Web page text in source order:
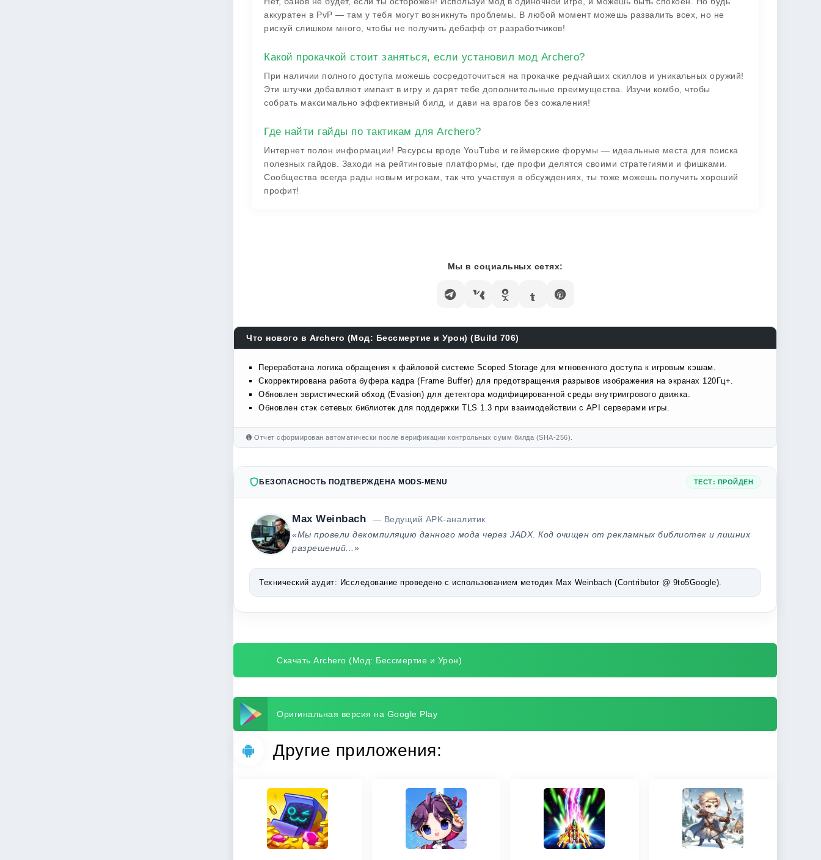
аккуратен в PvP — там у тебя могут возникнуть проблемы. В любой момент можешь развалить всех, но не
рискуй слишком много, чтобы не получить дебафф от разработчиков!
Какой прокачкой стоит заняться, если установил мод Archero?
При наличии полного доступа можешь сосредоточиться на прокачке редчайших скиллов и уникальных оружий!
Эти штучки добавляют импакт в игру и дарят тебе дополнительные преимущества. Изучи комбо, чтобы
собрать максимально эффективный билд, и дави на врагов без сожаления!
Где найти гайды по тактикам для Archero?
Интернет полон информации! Ресурсы вроде YouTube и геймерские форумы — идеальные места для поиска
полезных гайдов. Заходи на рейтинговые платформы, где профи делятся своими стратегиями и фишками.
Сообщества всегда рады новым игрокам, так что участвуя в обсуждениях, ты тоже можешь получить хороший
профит!
Мы в социальных сетях:
Что нового в Archero (Мод: Бессмертие и Урон) (Build 706)
Переработана логика обращения к файловой системе Scoped Storage для мгновенного доступа к игровым кэшам.
Скорректирована работа буфера кадра (Frame Buffer) для предотвращения разрывов изображения на экранах 120Гц+.
Обновлен эвристический обход (Evasion) для детектора модифицированной среды внутриигрового движка.
Обновлен стэк сетевых библиотек для поддержки TLS 1.3 при взаимодействии с API серверами игры.
Отчет сформирован автоматически после верификации контрольных сумм билда (SHA-256).
БЕЗОПАСНОСТЬ ПОДТВЕРЖДЕНА MODS-MENU ТЕСТ: ПРОЙДЕН
Max Weinbach
— Ведущий APK-аналитик
«Мы провели декомпиляцию данного мода через JADX. Код очищен от рекламных библиотек и лишних
разрешений...»
Технический аудит: Исследование проведено с использованием методик Max Weinbach (Contributor @ 9to5Google).
Скачать Archero (Мод: Бессмертие и Урон)
Оригинальная версия на Google Play
Другие приложения: